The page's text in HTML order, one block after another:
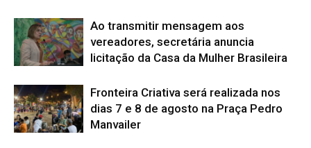
Ao transmitir mensagem aos
vereadores, secretária anuncia
licitação da Casa da Mulher Brasileira
Fronteira Criativa será realizada nos
dias 7 e 8 de agosto na Praça Pedro
Manvailer